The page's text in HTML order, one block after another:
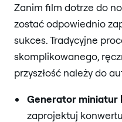
Zanim film dotrze do
zostać odpowiednio
sukces. Tradycyjne
skomplikowanego,
przyszłość należy do
Generator miniatur
zaprojektuj